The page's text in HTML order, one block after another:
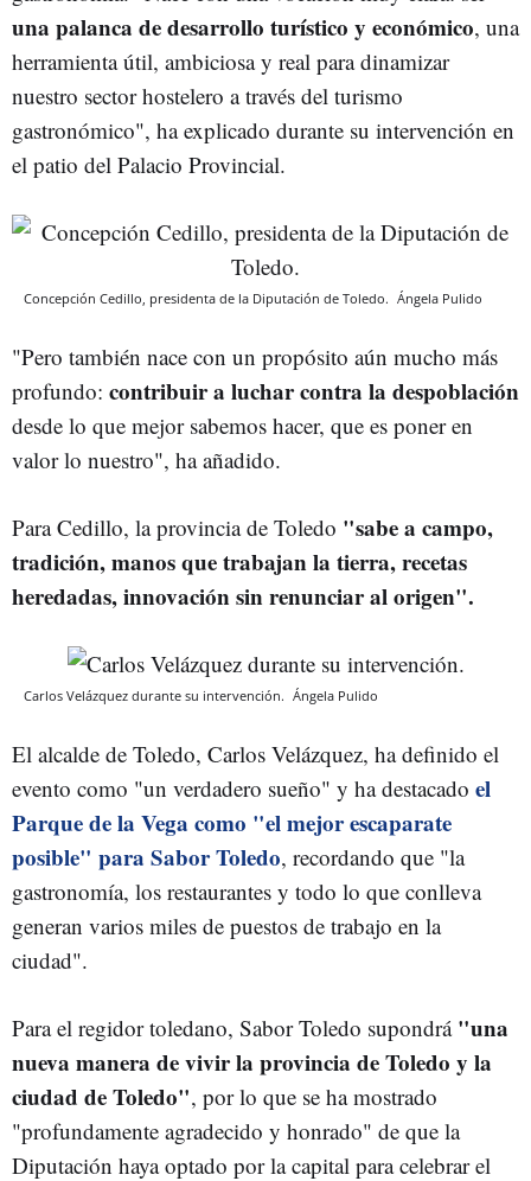
una palanca de desarrollo turístico y económico, una
herramienta útil, ambiciosa y real para dinamizar
nuestro sector hostelero a través del turismo
gastronómico", ha explicado durante su intervención en
el patio del Palacio Provincial.
Concepción Cedillo, presidenta de la Diputación de Toledo. Ángela Pulido
"Pero también nace con un propósito aún mucho más
profundo: contribuir a luchar contra la despoblación
desde lo que mejor sabemos hacer, que es poner en
valor lo nuestro", ha añadido.
Para Cedillo, la provincia de Toledo "sabe a campo,
tradición, manos que trabajan la tierra, recetas
heredadas, innovación sin renunciar al origen".
Carlos Velázquez durante su intervención. Ángela Pulido
El alcalde de Toledo, Carlos Velázquez, ha definido el
evento como "un verdadero sueño" y ha destacado el
Parque de la Vega como "el mejor escaparate
posible" para Sabor Toledo, recordando que "la
gastronomía, los restaurantes y todo lo que conlleva
generan varios miles de puestos de trabajo en la
ciudad".
Para el regidor toledano, Sabor Toledo supondrá "una
nueva manera de vivir la provincia de Toledo y la
ciudad de Toledo", por lo que se ha mostrado
"profundamente agradecido y honrado" de que la
Diputación haya optado por la capital para celebrar el